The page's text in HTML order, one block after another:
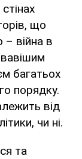
що
– війна в
багатьох
порядку.
від
чи ні.
та